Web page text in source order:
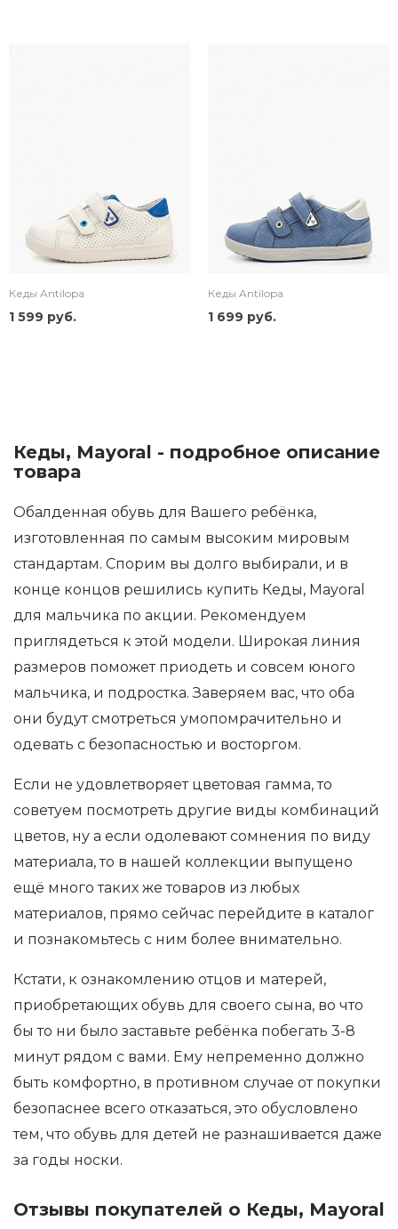
Кеды Antilopa
1 599 руб.
Кеды Antilopa
1 699 руб.
Кеды, Mayoral - подробное описание
товара
Обалденная обувь для Вашего ребёнка,
изготовленная по самым высоким мировым
стандартам. Спорим вы долго выбирали, и в
конце концов решились купить Кеды, Mayoral
для мальчика по акции. Рекомендуем
приглядеться к этой модели. Широкая линия
размеров поможет приодеть и совсем юного
мальчика, и подростка. Заверяем вас, что оба
они будут смотреться умопомрачительно и
одевать с безопасностью и восторгом.
Если не удовлетворяет цветовая гамма, то
советуем посмотреть другие виды комбинаций
цветов, ну а если одолевают сомнения по виду
материала, то в нашей коллекции выпущено
ещё много таких же товаров из любых
материалов, прямо сейчас перейдите в каталог
и познакомьтесь с ним более внимательно.
Кстати, к ознакомлению отцов и матерей,
приобретающих обувь для своего сына, во что
бы то ни было заставьте ребёнка побегать 3-8
минут рядом с вами. Ему непременно должно
быть комфортно, в противном случае от покупки
безопаснее всего отказаться, это обусловлено
тем, что обувь для детей не разнашивается даже
за годы носки.
Отзывы покупателей о Кеды, Mayoral